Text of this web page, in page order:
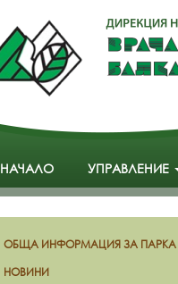
НАЧАЛО УПРАВЛЕНИЕ
ОБЩА ИНФОРМАЦИЯ ЗА ПАРКА
НОВИНИ